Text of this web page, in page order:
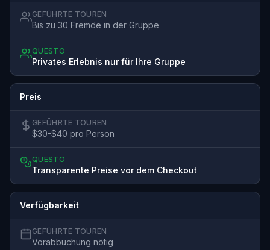
GEFÜHRTE TOUREN
Bis zu 30 Fremde in der Gruppe
QUESTO
Privates Erlebnis nur für Ihre Gruppe
Preis
GEFÜHRTE TOUREN
$30-$40 pro Person
QUESTO
Transparente Preise vor dem Checkout
Verfügbarkeit
GEFÜHRTE TOUREN
Vorabbuchung nötig